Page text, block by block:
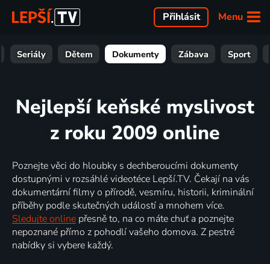
Menu
Přihlásit
Seriály Dětem Dokumenty Zábava Sport
Nejlepší keňské myslivost
z roku 2009 online
Poznejte věci do hloubky s dechberoucími dokumenty
dostupnými v rozsáhlé videotéce Lepší.TV. Čekají na vás
dokumentární filmy o přírodě, vesmíru, historii, kriminální
příběhy podle skutečných událostí a mnohem více.
Sledujte online přesně to, na co máte chuť a poznejte
nepoznané přímo z pohodlí vašeho domova. Z pestré
nabídky si vybere každý.